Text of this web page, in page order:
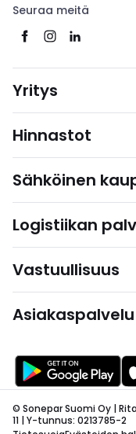
Seuraa meitä
Yritys
Hinnastot
Sähköinen
Logistiikan
Vastuullisuus
Asiakaspalvelu
© Sonepar Suomi Oy |
11 | Y-tunnus: 0213785-2